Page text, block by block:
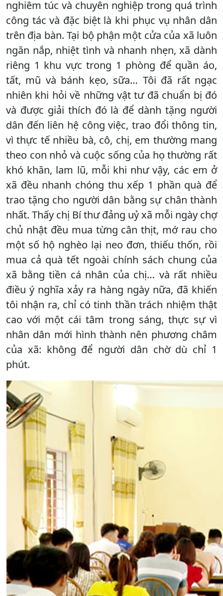
nghiêm túc và chuyên nghiệp trong quá trình
công tác và đặc biệt là khi phục vụ nhân dân
trên địa bàn. Tại bộ phận một cửa của xã luôn
ngăn nắp, nhiệt tình và nhanh nhẹn, xã dành
riêng 1 khu vực trong 1 phòng để quần áo,
tất, mũ và bánh kẹo, sữa… Tôi đã rất ngạc
nhiên khi hỏi về những vật tư đã chuẩn bị đó
và được giải thích đó là để dành tặng người
dân đến liên hệ công việc, trao đổi thông tin,
vì thực tế nhiều bà, cô, chị, em thường mang
theo con nhỏ và cuộc sống của họ thường rất
khó khăn, lam lũ, mỗi khi như vậy, các em ở
xã đều nhanh chóng thu xếp 1 phần quà để
trao tặng cho người dân bằng sự chân thành
nhất. Thấy chị Bí thư đảng uỷ xã mỗi ngày chợ
chủ nhật đều mua từng cân thịt, mớ rau cho
một số hộ nghèo lại neo đơn, thiếu thốn, rồi
mua cả quà tết ngoài chính sách chung của
xã bằng tiền cá nhân của chị… và rất nhiều
điều ý nghĩa xảy ra hàng ngày nữa, đã khiến
tôi nhận ra, chỉ có tinh thần trách nhiệm thật
cao với một cái tâm trong sáng, thực sự vì
nhân dân mới hình thành nên phương châm
của xã: không để người dân chờ dù chỉ 1
phút.